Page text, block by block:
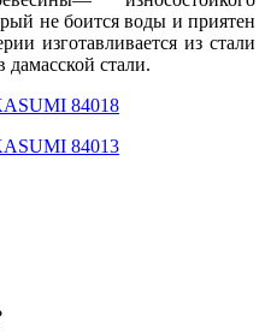
не боится воды и приятен
изготавливается из стали
дамасской стали.
84018
84013